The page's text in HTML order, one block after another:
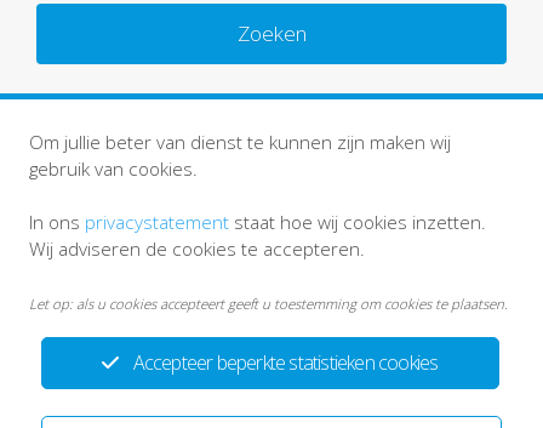
Zoeken
Privacystatement Disclaimer
Accepteer beperkte statistieken cookies
Om jullie beter van dienst te kunnen zijn maken wij
gebruik van cookies.
In ons privacystatement staat hoe wij cookies inzetten.
Wij adviseren de cookies te accepteren.
Let op: als u cookies accepteert geeft u toestemming om cookies te plaatsen.